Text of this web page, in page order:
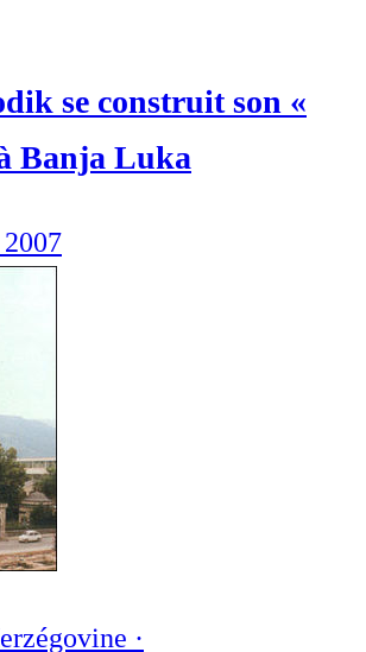
se construit son «
Banja Luka
·